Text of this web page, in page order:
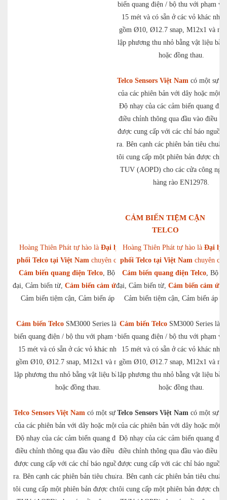
biến quang điện / bộ thu với phạm vi
15 mét và có sẵn ở các vỏ khác
gồm Ø10, Ø12.7 snap, M12x1 và
lập phương thu nhỏ bằng vật liệu
hoặc đồng thau.
Telco Sensors Việt Namcó một sự
của các phiên bản với dây hoặc một
Độ nhạy của các cảm biến quang
điều chỉnh thông qua đầu vào điều
được cung cấp với các chỉ báo nguồn
ra. Bên cạnh các phiên bản tiêu
tôi cung cấp một phiên bản được
TUV (AOPD) cho các cửa công
hàng rào EN12978.
CẢM BIẾN TIỆM CẬN
TELCO
Hoàng Thiên Phát tự hào là Đại lý phân
phối Telco tại Việt Nam chuyên cung cấp
Cảm biến quang điện Telco, Bộ khuếch
đại, Cảm biến từ, Cảm biến cảm ứng Telco,
Cảm biến tiệm cận, Cảm biến áp lực,…
Cảm biến Telco SM3000 Series là bộ cảm
biến quang điện / bộ thu với phạm vi 6 hoặc
15 mét và có sẵn ở các vỏ khác nhau, bao
gồm Ø10, Ø12.7 snap, M12x1 và một khối
lập phương thu nhỏ bằng vật liệu bằng nhựa
hoặc đồng thau.
Telco Sensors Việt Namcó một sự lựa chọn
của các phiên bản với dây hoặc một kết nối.
Độ nhạy của các cảm biến quang điện được
điều chỉnh thông qua đầu vào điều khiển và
được cung cấp với các chỉ báo nguồn và đầu
ra. Bên cạnh các phiên bản tiêu chuẩn, chúng
tôi cung cấp một phiên bản được chứng nhận
Hoàng Thiên Phát tự hào là Đại lý
phối Telco tại Việt Nam chuyên
Cảm biến quang điện Telco, Bộ
đại, Cảm biến từ, Cảm biến cảm
Cảm biến tiệm cận, Cảm biến áp
Cảm biến Telco SM3000 Series là
biến quang điện / bộ thu với phạm vi
15 mét và có sẵn ở các vỏ khác
gồm Ø10, Ø12.7 snap, M12x1 và
lập phương thu nhỏ bằng vật liệu
hoặc đồng thau.
Telco Sensors Việt Namcó một sự
của các phiên bản với dây hoặc một
Độ nhạy của các cảm biến quang
điều chỉnh thông qua đầu vào điều
được cung cấp với các chỉ báo nguồn
ra. Bên cạnh các phiên bản tiêu
tôi cung cấp một phiên bản được